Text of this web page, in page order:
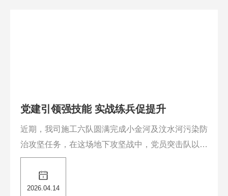
党建引领强技能 实战练兵促提升
近期，我司施工六队圆满完成小金河及汶水河污染防
治攻坚任务，在这场地下攻坚战中，党员突击队以顽
强拼搏的“水务铁军”精神攻克了井下能见度低、淤积
成分复杂等施工难题，实现了治水目标。......
2026.04.14